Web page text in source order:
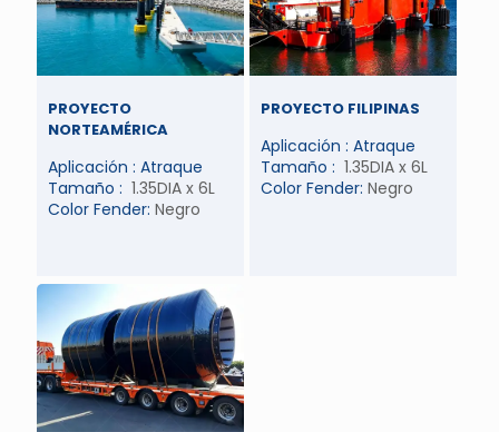
PROYECTO
NORTEAMÉRICA
Aplicación : Atraque
Tamaño : 1.35DIA x 6L
Color Fender: Negro
PROYECTO FILIPINAS
Aplicación : Atraque
Tamaño : 1.35DIA x 6L
Color Fender: Negro